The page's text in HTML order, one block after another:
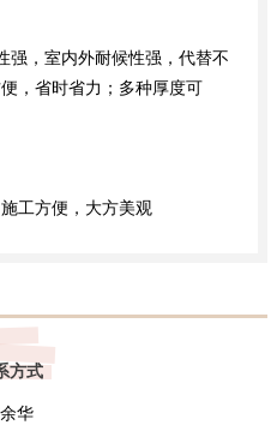
强，室内外耐候性强，代替不
，省时省力；多种厚度可
工方便，大方美观
方式
华